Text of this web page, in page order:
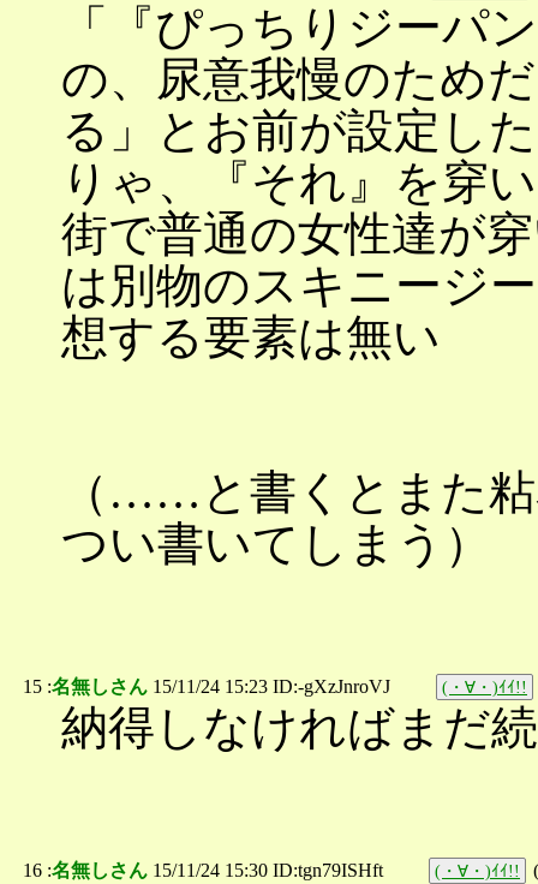
「『ぴっちりジーパ
の、尿意我慢のため
る」とお前が設定し
りゃ、『それ』を穿
街で普通の女性達が
は別物のスキニージ
想する要素は無い
（……と書くとまた
つい書いてしまう）
15 :名無しさん 15/11/24 15:23 ID:-gXzJnroVJ (・∀・)ｲｲ!!
納得しなければまだ
16 :名無しさん 15/11/24 15:30 ID:tgn79ISHft (・∀・)ｲｲ!! (